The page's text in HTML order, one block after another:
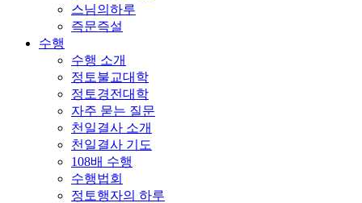
스님의하루
즉문즉설
수행
수행 소개
정토불교대학
정토경전대학
자주 묻는 질문
천일결사 소개
천일결사 기도
108배 수행
수행법회
정토행자의 하루